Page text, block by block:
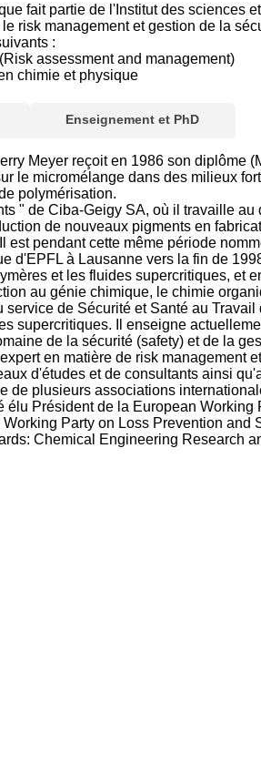
fait partie de l'Institut des
risk management et gestion de la
:
assessment and management)
chimie et physique
Enseignement et PhD
Meyer reçoit en 1986 son
le micromélange dans des milieux
polymérisation.
" de Ciba-Geigy SA, où il travaille
de nouveaux pigments en
est pendant cette même période
d'EPFL à Lausanne vers la fin de
et les fluides supercritiques,
au génie chimique, le chimie
de Sécurité et Santé au
supercritiques. Il enseigne
de la sécurité (safety) et de la
en matière de risk
d'études et de consultants ainsi
de plusieurs associations
élu Président de la European
Party on Loss Prevention
Chemical Engineering